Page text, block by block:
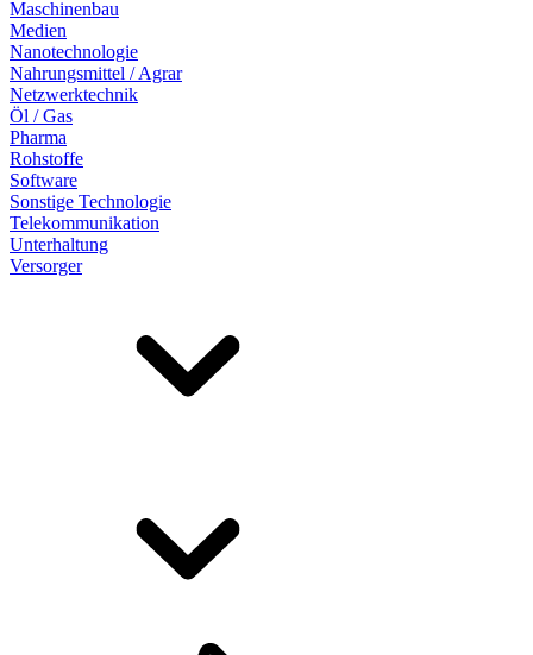
Maschinenbau
Medien
Nanotechnologie
Nahrungsmittel / Agrar
Netzwerktechnik
Öl / Gas
Pharma
Rohstoffe
Software
Sonstige Technologie
Telekommunikation
Unterhaltung
Versorger